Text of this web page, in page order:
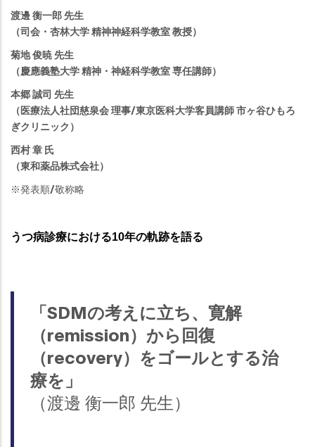
渡邊 衡一郎 先生
（司会・杏林大学 精神神経科学教室 教授）
菊地 俊暁 先生
（慶應義塾大学 精神・神経科学教室 専任講師）
本郷 誠司 先生
（医療法人社団慈泉会 理事/東京医科大学客員講師 市ヶ谷ひもろ
ぎクリニック）
西村 章 氏
（東和薬品株式会社）
※発表順/敬称略
うつ病診療における10年の軌跡を語る
「SDMの考えに立ち、寛解
（remission）から回復
（recovery）をゴールとする治
療を」
（渡邊 衡一郎 先生）